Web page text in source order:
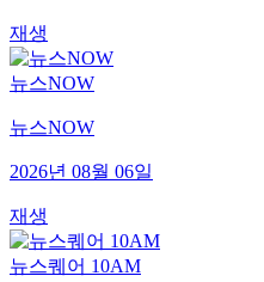
재생
뉴스NOW
뉴스NOW
2026년 08월 06일
재생
뉴스퀘어 10AM